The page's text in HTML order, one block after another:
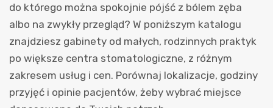
do którego można spokojnie pójść z bólem zęba
albo na zwykły przegląd? W poniższym katalogu
znajdziesz gabinety od małych, rodzinnych praktyk
po większe centra stomatologiczne, z różnym
zakresem usług i cen. Porównaj lokalizacje, godziny
przyjęć i opinie pacjentów, żeby wybrać miejsce